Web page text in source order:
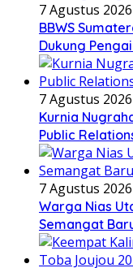
7 Agustus 2026
BBWS
Dukung
7 Agustus 2026
Kurnia
Public
7 Agustus 2026
Warga Nias
Semangat